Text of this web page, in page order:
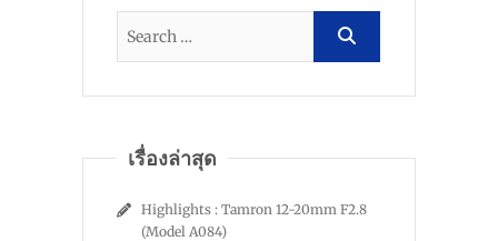
เรื่องล่าสุด
Highlights : Tamron 12-20mm F2.8
(Model A084)